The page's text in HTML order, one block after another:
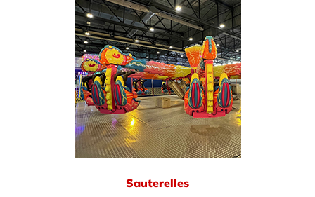
Sauterelles